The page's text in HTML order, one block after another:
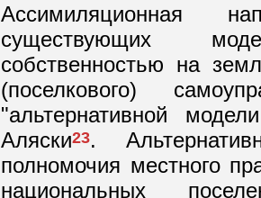
Ассимиляционная
существующих
собственностью на
(поселкового)
"альтернативной
Аляски23.
полномочия местного
национальных